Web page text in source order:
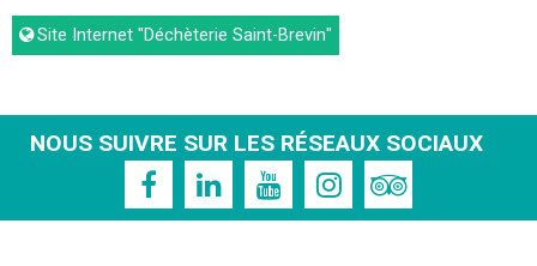
Site Internet"Déchèterie Saint-Brevin"
NOUS SUIVRE SUR LES RÉSEAUX SOCIAUX